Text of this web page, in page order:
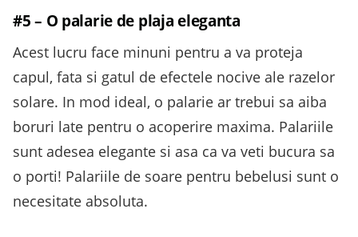
#5 – O palarie de plaja eleganta
Acest lucru face minuni pentru a va proteja
capul, fata si gatul de efectele nocive ale razelor
solare. In mod ideal, o palarie ar trebui sa aiba
boruri late pentru o acoperire maxima. Palariile
sunt adesea elegante si asa ca va veti bucura sa
o porti! Palariile de soare pentru bebelusi sunt o
necesitate absoluta.